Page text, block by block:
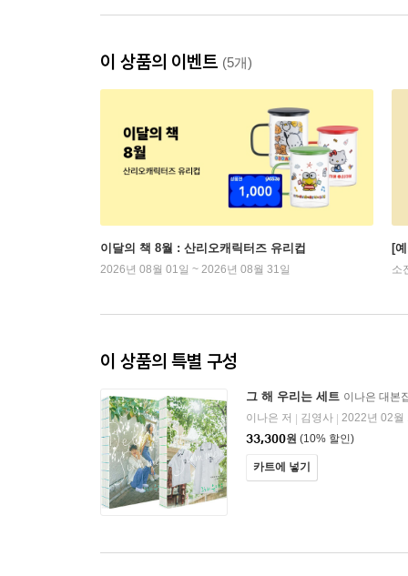
이 상품의 이벤트 (5개)
이달의 책 8월 : 산리오캐릭터즈 유리컵
2026년 08월 01일 ~ 2026년 08월 31일
[
소
이 상품의 특별 구성
그 해 우리는 세트 이나은 대본
이나은 저
김영사
2022년 02월
33,300원 (10% 할인)
카트에 넣기